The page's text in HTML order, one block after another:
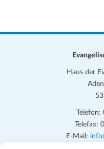
Haus der
E-Mail: